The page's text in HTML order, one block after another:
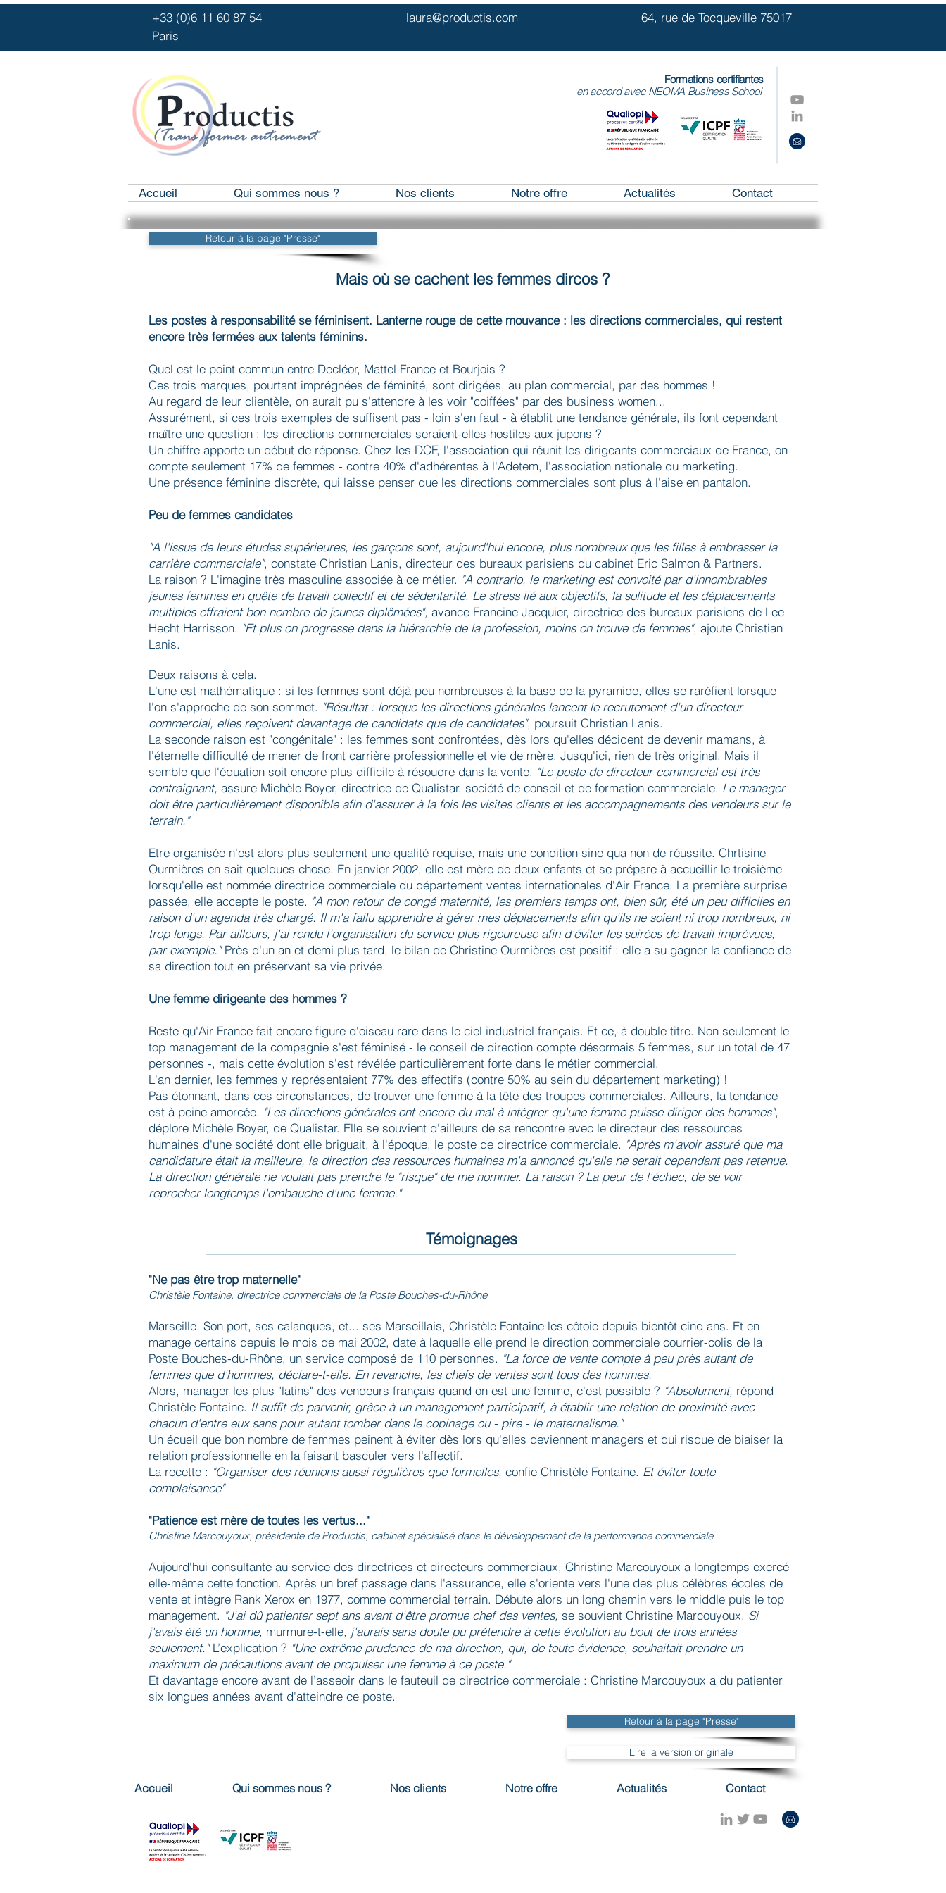
+33 (0)6 11 60 87 54 laura@productis.com 64, rue de Tocqueville 75017
Paris
Formations certifiantes
en accord avec NEOMA Business School
Accueil Qui sommes nous ? Nos clients Notre offre Actualités Contact
Retour à la page "Presse"
Mais où se cachent les femmes dircos ?
Les postes à responsabilité se féminisent. Lanterne rouge de cette mouvance : les directions commerciales, qui restent
encore très fermées aux talents féminins.
Quel est le point commun entre Decléor, Mattel France et Bourjois ?
Ces trois marques, pourtant imprégnées de féminité, sont dirigées, au plan commercial, par des hommes !
Au regard de leur clientèle, on aurait pu s'attendre à les voir "coiffées" par des business women...
Assurément, si ces trois exemples de suffisent pas - loin s'en faut - à établit une tendance générale, ils font cependant
maître une question : les directions commerciales seraient-elles hostiles aux jupons ?
Un chiffre apporte un début de réponse. Chez les DCF, l'association qui réunit les dirigeants commerciaux de France, on
compte seulement 17% de femmes - contre 40% d'adhérentes à l'Adetem, l'association nationale du marketing.
Une présence féminine discrète, qui laisse penser que les directions commerciales sont plus à l'aise en pantalon.
Peu de femmes candidates
"A l'issue de leurs études supérieures, les garçons sont, aujourd'hui encore, plus nombreux que les filles à embrasser la
carrière commerciale", constate Christian Lanis, directeur des bureaux parisiens du cabinet Eric Salmon & Partners.
La raison ? L'imagine très masculine associée à ce métier. "A contrario, le marketing est convoité par d'innombrables
jeunes femmes en quête de travail collectif et de sédentarité. Le stress lié aux objectifs, la solitude et les déplacements
multiples effraient bon nombre de jeunes diplômées", avance Francine Jacquier, directrice des bureaux parisiens de Lee
Hecht Harrisson. "Et plus on progresse dans la hiérarchie de la profession, moins on trouve de femmes", ajoute Christian
Lanis.
Deux raisons à cela.
L'une est mathématique : si les femmes sont déjà peu nombreuses à la base de la pyramide, elles se raréfient lorsque
l'on s'approche de son sommet. "Résultat : lorsque les directions générales lancent le recrutement d'un directeur
commercial, elles reçoivent davantage de candidats que de candidates", poursuit Christian Lanis.
La seconde raison est "congénitale" : les femmes sont confrontées, dès lors qu'elles décident de devenir mamans, à
l'éternelle difficulté de mener de front carrière professionnelle et vie de mère. Jusqu'ici, rien de très original. Mais il
semble que l'équation soit encore plus difficile à résoudre dans la vente. "Le poste de directeur commercial est très
contraignant, assure Michèle Boyer, directrice de Qualistar, société de conseil et de formation commerciale. Le manager
doit être particulièrement disponible afin d'assurer à la fois les visites clients et les accompagnements des vendeurs sur le
terrain."
Etre organisée n'est alors plus seulement une qualité requise, mais une condition sine qua non de réussite. Chrtisine
Ourmières en sait quelques chose. En janvier 2002, elle est mère de deux enfants et se prépare à accueillir le troisième
lorsqu'elle est nommée directrice commerciale du département ventes internationales d'Air France. La première surprise
passée, elle accepte le poste. "A mon retour de congé maternité, les premiers temps ont, bien sûr, été un peu difficiles en
raison d'un agenda très chargé. Il m'a fallu apprendre à gérer mes déplacements afin qu'ils ne soient ni trop nombreux, ni
trop longs. Par ailleurs, j'ai rendu l’organisation du service plus rigoureuse afin d'éviter les soirées de travail imprévues,
par exemple."Près d'un an et demi plus tard, le bilan de Christine Ourmières est positif : elle a su gagner la confiance de
sa direction tout en préservant sa vie privée.
Une femme dirigeante des hommes ?
Reste qu'Air France fait encore figure d'oiseau rare dans le ciel industriel français. Et ce, à double titre. Non seulement le
top management de la compagnie s'est féminisé - le conseil de direction compte désormais 5 femmes, sur un total de 47
personnes -, mais cette évolution s'est révélée particulièrement forte dans le métier commercial.
L'an dernier, les femmes y représentaient 77% des effectifs (contre 50% au sein du département marketing) !
Pas étonnant, dans ces circonstances, de trouver une femme à la tête des troupes commerciales. Ailleurs, la tendance
est à peine amorcée. "Les directions générales ont encore du mal à intégrer qu'une femme puisse diriger des hommes",
déplore Michèle Boyer, de Qualistar. Elle se souvient d'ailleurs de sa rencontre avec le directeur des ressources
humaines d'une société dont elle briguait, à l'époque, le poste de directrice commerciale. "Après m'avoir assuré que ma
candidature était la meilleure, la direction des ressources humaines m'a annoncé qu'elle ne serait cependant pas retenue.
La direction générale ne voulait pas prendre le "risque" de me nommer. La raison ? La peur de l'échec, de se voir
reprocher longtemps l'embauche d'une femme."
Témoignages
"Ne pas être trop maternelle"
Christèle Fontaine, directrice commerciale de la Poste Bouches-du-Rhône
Marseille. Son port, ses calanques, et... ses Marseillais, Christèle Fontaine les côtoie depuis bientôt cinq ans. Et en
manage certains depuis le mois de mai 2002, date à laquelle elle prend le direction commerciale courrier-colis de la
Poste Bouches-du-Rhône, un service composé de 110 personnes. "La force de vente compte à peu près autant de
femmes que d'hommes, déclare-t-elle. En revanche, les chefs de ventes sont tous des hommes.
Alors, manager les plus "latins" des vendeurs français quand on est une femme, c'est possible ? "Absolument, répond
Christèle Fontaine. Il suffit de parvenir, grâce à un management participatif, à établir une relation de proximité avec
chacun d'entre eux sans pour autant tomber dans le copinage ou - pire - le maternalisme."
Un écueil que bon nombre de femmes peinent à éviter dès lors qu'elles deviennent managers et qui risque de biaiser la
relation professionnelle en la faisant basculer vers l'affectif.
La recette : "Organiser des réunions aussi régulières que formelles, confie Christèle Fontaine. Et éviter toute
complaisance"
"Patience est mère de toutes les vertus..."
Christine Marcouyoux, présidente de Productis, cabinet spécialisé dans le développement de la performance commerciale
Aujourd'hui consultante au service des directrices et directeurs commerciaux, Christine Marcouyoux a longtemps exercé
elle-même cette fonction. Après un bref passage dans l'assurance, elle s'oriente vers l'une des plus célèbres écoles de
vente et intègre Rank Xerox en 1977, comme commercial terrain. Débute alors un long chemin vers le middle puis le top
management. "J'ai dû patienter sept ans avant d'être promue chef des ventes, se souvient Christine Marcouyoux. Si
j'avais été un homme, murmure-t-elle, j'aurais sans doute pu prétendre à cette évolution au bout de trois années
seulement."L’explication ? "Une extrême prudence de ma direction, qui, de toute évidence, souhaitait prendre un
maximum de précautions avant de propulser une femme à ce poste."
Et davantage encore avant de l’asseoir dans le fauteuil de directrice commerciale : Christine Marcouyoux a du patienter
six longues années avant d'atteindre ce poste.
Retour à la page "Presse"
Lire la version originale
Accueil Qui sommes nous ? Nos clients Notre offre Actualités Contact